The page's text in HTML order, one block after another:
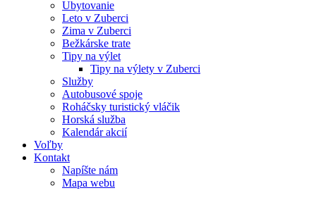
Ubytovanie
Leto v Zuberci
Zima v Zuberci
Bežkárske trate
Tipy na výlet
Tipy na výlety v Zuberci
Služby
Autobusové spoje
Roháčsky turistický vláčik
Horská služba
Kalendár akcií
Voľby
Kontakt
Napíšte nám
Mapa webu